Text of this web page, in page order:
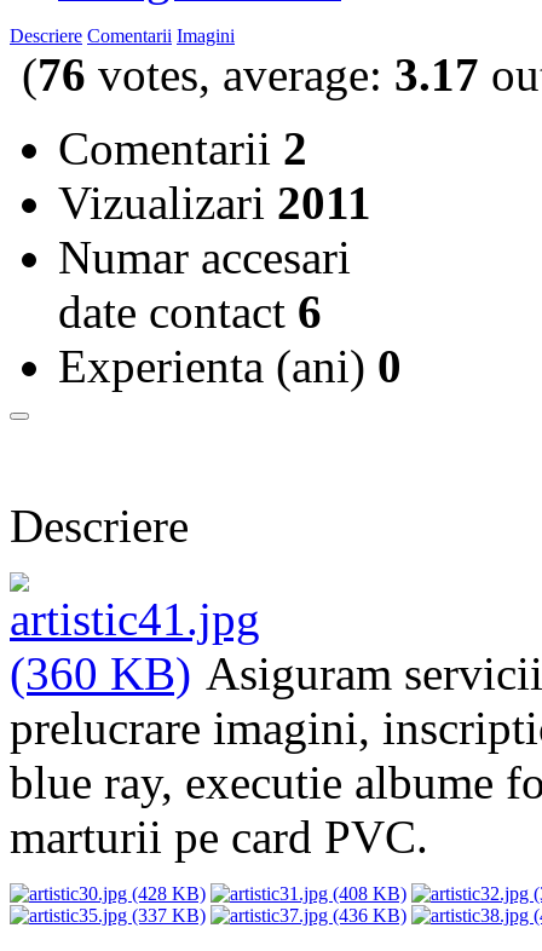
Descriere Comentarii Imagini
(76 votes, average: 3.17
Comentarii 2
Vizualizari 2011
Numar accesari
date contact 6
Experienta (ani) 0
Descriere
Asiguram
prelucrare imagini,
blue ray, executie albume
marturii pe card PVC.